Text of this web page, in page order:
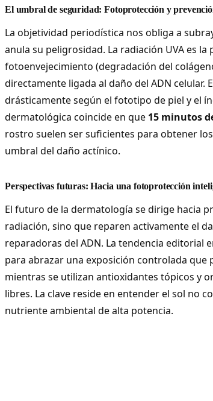
El umbral de seguridad: Fotoprotección y
La objetividad periodística nos obliga a
anula su peligrosidad. La radiación UVA es
fotoenvejecimiento (degradación del
directamente ligada al daño del ADN celular.
drásticamente según el fototipo de piel y el
dermatológica coincide en que 15 minutos
rostro suelen ser suficientes para obtener
umbral del daño actínico.
Perspectivas futuras: Hacia una fotoprotección
El futuro de la dermatología se dirige hacia
radiación, sino que reparen activamente el
reparadoras del ADN. La tendencia editorial
para abrazar una exposición controlada que
mientras se utilizan antioxidantes tópicos y
libres. La clave reside en entender el sol no
nutriente ambiental de alta potencia.